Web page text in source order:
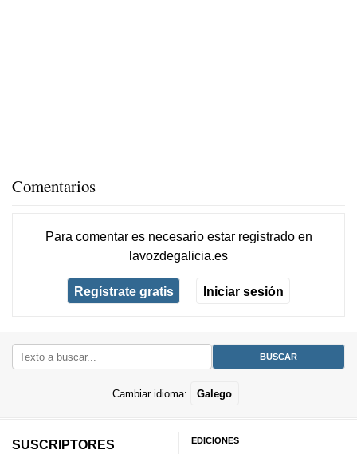
Comentarios
Para comentar es necesario estar registradoen
lavozdegalicia.es
Regístrate gratis Iniciar sesión
Cambiar idioma: Galego
SUSCRIPTORES
EDICIONES